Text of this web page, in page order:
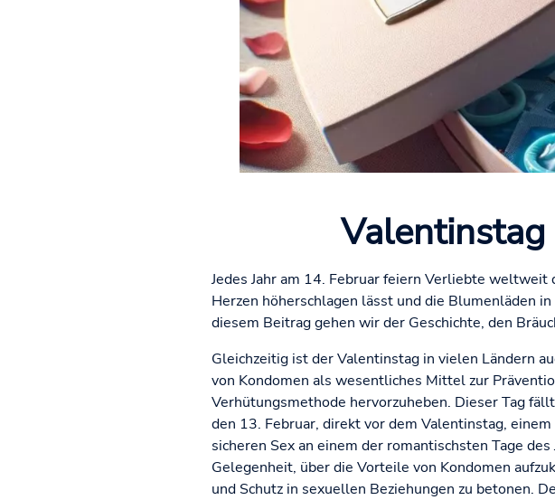
Valentinstag
Jedes Jahr am 14. Februar feiern Verliebte
Herzen höherschlagen lässt und die Blumenläden
diesem Beitrag gehen wir der Geschichte, den
Gleichzeitig ist der Valentinstag in vielen Ländern
von Kondomen als wesentliches Mittel zur
Verhütungsmethode hervorzuheben. Dieser Tag
den 13. Februar, direkt vor dem Valentinstag,
sicheren Sex an einem der romantischsten Tage
Gelegenheit, über die Vorteile von Kondomen
und Schutz in sexuellen Beziehungen zu betonen.